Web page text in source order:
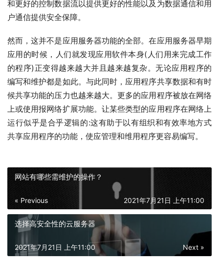
和更好的控制数据流以提供更好的性能以及为数据通信和用
户通信提供安全保障。
然而，这并不是应用服务器功能的全部。在应用服务器早期
应用的时候，人们就发现应用软件本身(人们用来完成工作
的程序)正变得越来越大并且越来越复杂。无论应用程序的
编写和维护都是如此。与此同时，应用程序共享数据和有时
候共享功能的压力也越来越大。更多的应用程序被放在网络
上或使用报网络扩展功能。让某些类型的应用程序在网络上
运行似乎是合乎逻辑的:这有助于以有组织和有效率地方式
共享应用程序的功能，使应管理和维用程序更容易编写。
网站有哪些需维护的操作？
« Previous 2021年7月21日 上午11:00
选择高安全性的云服务器
Next »
2021年7月21日 上午11:00